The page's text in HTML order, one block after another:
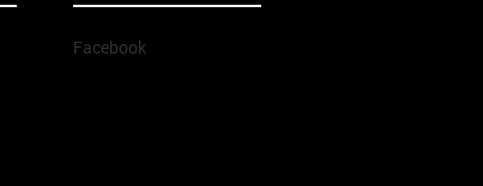
Facebook